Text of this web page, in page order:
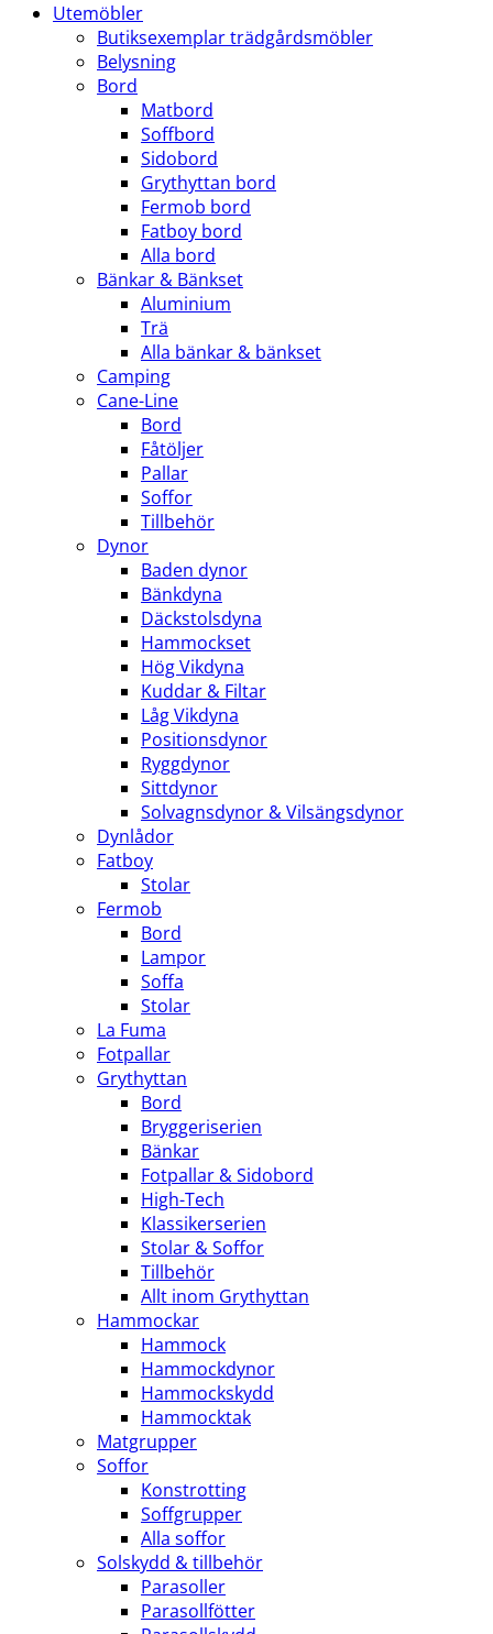
Utemöbler
Butiksexemplar trädgårdsmöbler
Belysning
Bord
Matbord
Soffbord
Sidobord
Grythyttan bord
Fermob bord
Fatboy bord
Alla bord
Bänkar & Bänkset
Aluminium
Trä
Alla bänkar & bänkset
Camping
Cane-Line
Bord
Fåtöljer
Pallar
Soffor
Tillbehör
Dynor
Baden dynor
Bänkdyna
Däckstolsdyna
Hammockset
Hög Vikdyna
Kuddar & Filtar
Låg Vikdyna
Positionsdynor
Ryggdynor
Sittdynor
Solvagnsdynor & Vilsängsdynor
Dynlådor
Fatboy
Stolar
Fermob
Bord
Lampor
Soffa
Stolar
La Fuma
Fotpallar
Grythyttan
Bord
Bryggeriserien
Bänkar
Fotpallar & Sidobord
High-Tech
Klassikerserien
Stolar & Soffor
Tillbehör
Allt inom Grythyttan
Hammockar
Hammock
Hammockdynor
Hammockskydd
Hammocktak
Matgrupper
Soffor
Konstrotting
Soffgrupper
Alla soffor
Solskydd & tillbehör
Parasoller
Parasollfötter